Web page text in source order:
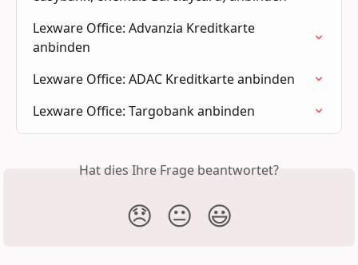
Lexware Office: Advanzia Kreditkarte
anbinden
Lexware Office: ADAC Kreditkarte anbinden
Lexware Office: Targobank anbinden
Hat dies Ihre Frage beantwortet?
😞 😐 😃